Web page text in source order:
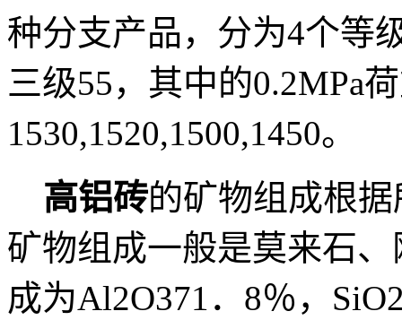
种分支产品，分为4个等
三级55，其中的0.2MPa
1530,1520,1500,1450。
高铝砖的矿物组成根
矿物组成一般是莫来石
成为Al2O371．8％，